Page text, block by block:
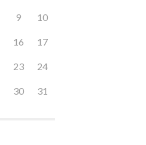
9 10
16 17
23 24
30 31